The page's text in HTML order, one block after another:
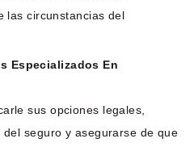
las circunstancias del
Especializados En
sus opciones legales,
seguro y asegurarse de que